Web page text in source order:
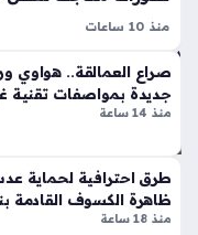
منذ
سا
عتي
ن
قان
ون
أور
منذ 10 ساعات
المستجدات المحلية
الصحفية التزامها بنقل
صراع العمالقة.. هواوي
جديدة بمواصفات تقنية
منذ 14 ساعة
طرق احترافية لحماية
ظاهرة الكسوف القادمة
منذ 18 ساعة